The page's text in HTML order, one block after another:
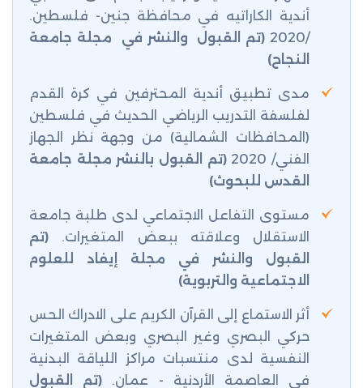
أندية الكاراتيه في محافظة جنين- فلسطين.
/2020
(تم القبول والنشر في مجلة جامعة
النجاح)
مدى تطبيق أندية المحترفين في كرة القدم
لفلسفة التدريب الرياضي الحديث في فلسطين
(المحافظات الشمالية) من وجهة نظر الجهاز
الفني/ 2020
(تم القبول بالنشر مجلة جامعة
القدس للبحوث)
مستوى التفاعل الاجتماعي لدى طلبة جامعة
الاستقلال وعلاقته ببعض المتغيرات. (تم
القبول والنشر في مجلة إيفاد للعلوم
الاجتماعية والتربوية)
أثر الاستماع إلى القرآن الكريم على الادراك الحس
حركي البصري وغير البصري وبعض المتغيرات
النفسية لدى منتسبات مراكز اللياقة البدنية
في العاصمة الأردنية - عمان. (تم القبول